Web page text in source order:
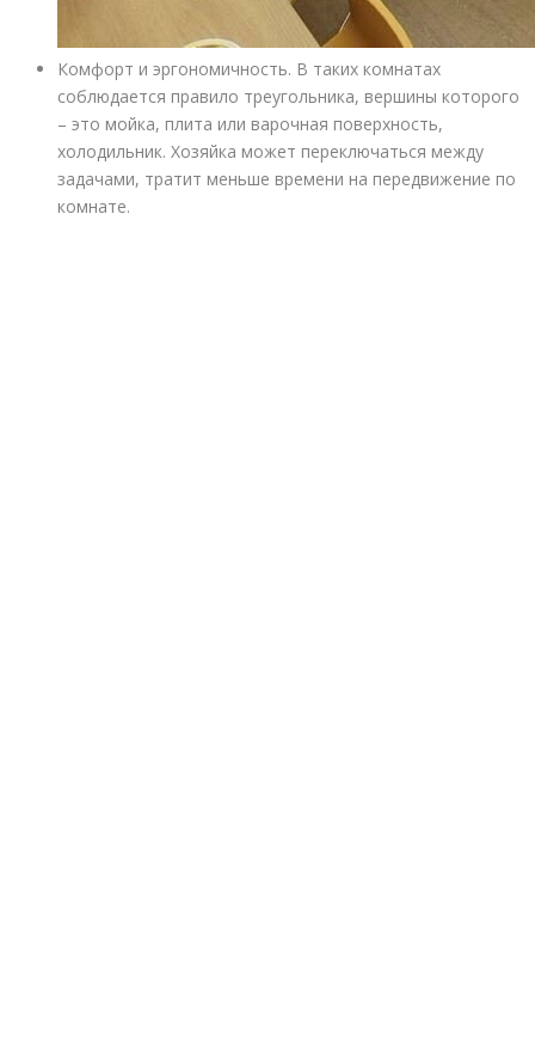
Комфорт и эргономичность. В таких комнатах
соблюдается правило треугольника, вершины которого
– это мойка, плита или варочная поверхность,
холодильник. Хозяйка может переключаться между
задачами, тратит меньше времени на передвижение по
комнате.